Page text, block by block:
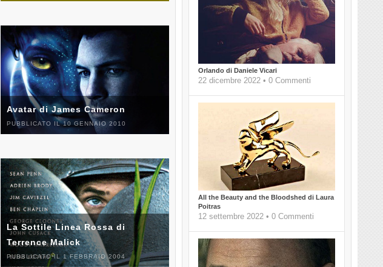
Orlando di Daniele Vicari
22 dicembre 2022 • 0 Commenti
All the Beauty and the Bloodshed di Laura
Poitras
12 settembre 2022 • 0 Commenti
Avatar di James Cameron
PUBBLICATO IL 10 GENNAIO 2010
La Sottile Linea Rossa di
Terrence Malick
PUBBLICATO IL 1 FEBBRAIO 2004